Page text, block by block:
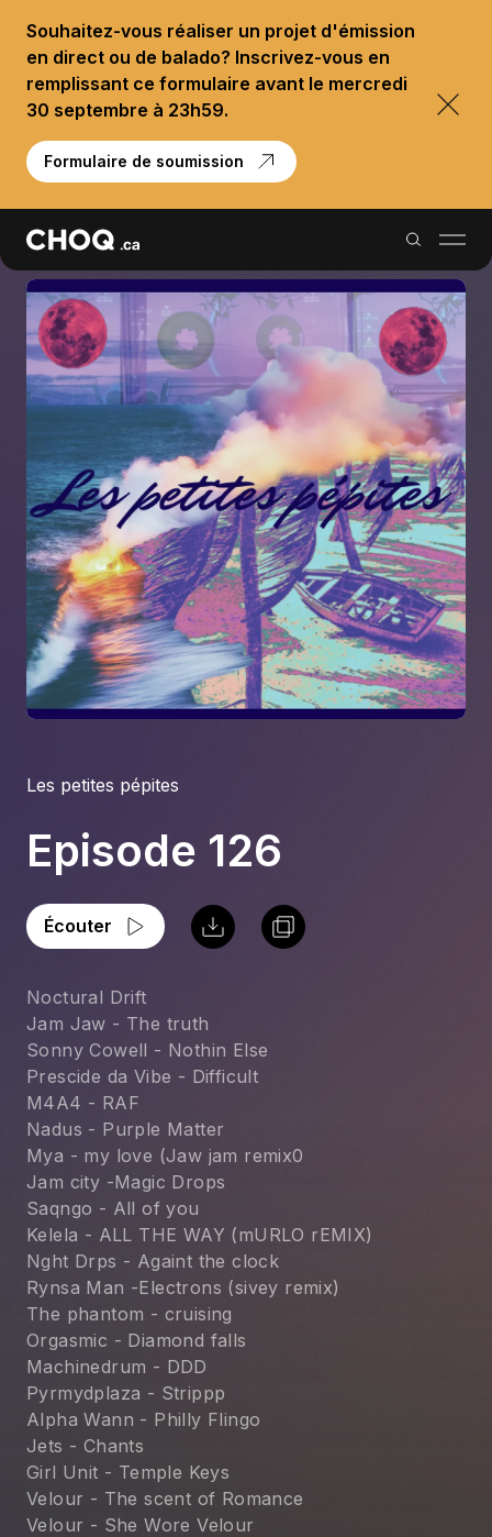
Souhaitez-vous réaliser un projet d'émission
en direct ou de balado? Inscrivez-vous en
remplissant ce formulaire avant le mercredi
30 septembre à 23h59.
Formulaire de soumission
Balados
Reportages
Palmarès
À propos
S'impliquer
Carrière
Location studio
Les petites pépites
Episode 126
Écouter
Noctural Drift
Jam Jaw - The truth
Sonny Cowell - Nothin Else
Prescide da Vibe - Difficult
M4A4 - RAF
Nadus - Purple Matter
Mya - my love (Jaw jam remix0
Jam city -Magic Drops
Saqngo - All of you
Kelela - ALL THE WAY (mURLO rEMIX)
Nght Drps - Againt the clock
Rynsa Man -Electrons (sivey remix)
The phantom - cruising
Orgasmic - Diamond falls
Machinedrum - DDD
Pyrmydplaza - Strippp
Alpha Wann - Philly Flingo
Jets - Chants
Girl Unit - Temple Keys
Velour - The scent of Romance
Velour - She Wore Velour